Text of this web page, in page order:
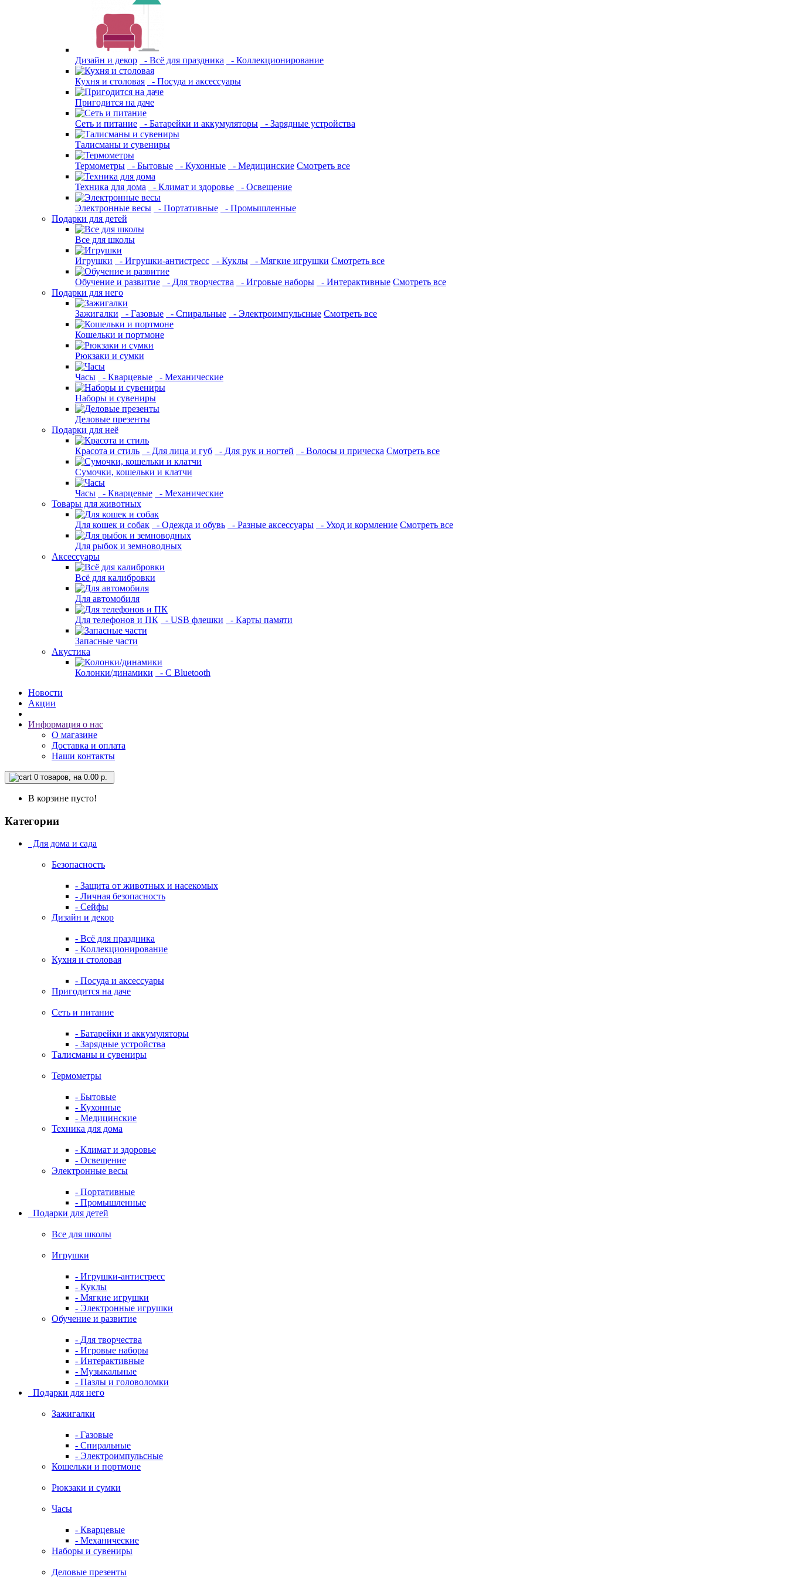
Дизайн и декор - Всё для праздника - Коллекционирование
Кухня и столовая - Посуда и аксессуары
Пригодится на даче
Сеть и питание - Батарейки и аккумуляторы - Зарядные устройства
Талисманы и сувениры
Термометры - Бытовые - Кухонные - Медицинские Смотреть все
Техника для дома - Климат и здоровье - Освещение
Электронные весы - Портативные
- Промышленные
Подарки для детей
Все для школы
Игрушки - Игрушки-антистресс - Куклы - Мягкие игрушки Смотреть все
Обучение и развитие - Для творчества - Игровые наборы - Интерактивные Смотреть все
Подарки для него
Зажигалки - Газовые - Спиральные - Электроимпульсные Смотреть все
Кошельки и портмоне
Рюкзаки и сумки
Часы - Кварцевые - Механические
Наборы и сувениры
Деловые презенты
Подарки для неё
Красота и стиль - Для лица и губ - Для рук и ногтей - Волосы и прическа Смотреть все
Сумочки, кошельки и клатчи
Часы - Кварцевые
- Механические
Товары для животных
Для кошек и собак - Одежда и обувь - Разные аксессуары - Уход и кормление Смотреть все
Для рыбок и земноводных
Аксессуары
Всё для калибровки
Для автомобиля
Для телефонов и ПК - USB флешки - Карты памяти
Запасные части
Акустика
Колонки/динамики
- С Bluetooth
Новости
Акции
Информация о нас
О магазине
Доставка и оплата
Наши контакты
0 товаров, на 0.00 р.
В корзине пусто!
Категории
Для дома и сада
Безопасность
- Защита от животных и насекомых
- Личная безопасность
- Сейфы
Дизайн и декор
- Всё для праздника
- Коллекционирование
Кухня и столовая
- Посуда и аксессуары
Пригодится на даче
Сеть и питание
- Батарейки и аккумуляторы
- Зарядные устройства
Талисманы и сувениры
Термометры
- Бытовые
- Кухонные
- Медицинские
Техника для дома
- Климат и здоровье
- Освещение
Электронные весы
- Портативные
- Промышленные
Подарки для детей
Все для школы
Игрушки
- Игрушки-антистресс
- Куклы
- Мягкие игрушки
- Электронные игрушки
Обучение и развитие
- Для творчества
- Игровые наборы
- Интерактивные
- Музыкальные
- Пазлы и головоломки
Подарки для него
Зажигалки
- Газовые
- Спиральные
- Электроимпульсные
Кошельки и портмоне
Рюкзаки и сумки
Часы
- Кварцевые
- Механические
Наборы и сувениры
Деловые презенты